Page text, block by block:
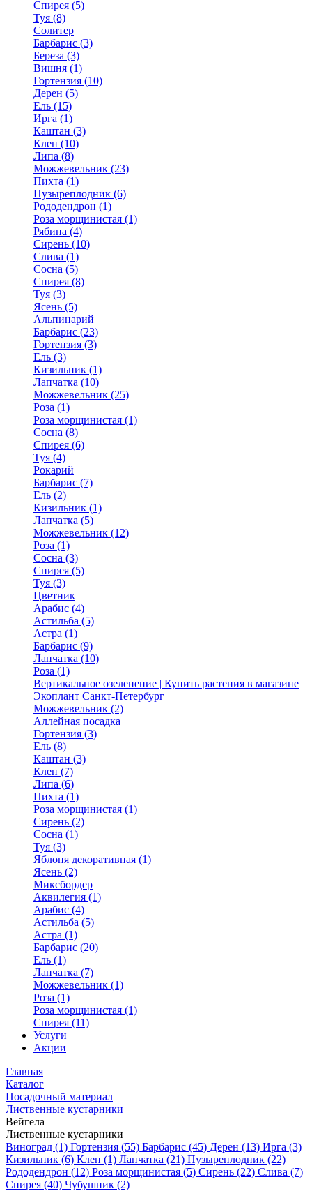
Спирея (5)
Туя (8)
Солитер
Барбарис (3)
Береза (3)
Вишня (1)
Гортензия (10)
Дерен (5)
Ель (15)
Ирга (1)
Каштан (3)
Клен (10)
Липа (8)
Можжевельник (23)
Пихта (1)
Пузыреплодник (6)
Рододендрон (1)
Роза морщинистая (1)
Рябина (4)
Сирень (10)
Слива (1)
Сосна (5)
Спирея (8)
Туя (3)
Ясень (5)
Альпинарий
Барбарис (23)
Гортензия (3)
Ель (3)
Кизильник (1)
Лапчатка (10)
Можжевельник (25)
Роза (1)
Роза морщинистая (1)
Сосна (8)
Спирея (6)
Туя (4)
Рокарий
Барбарис (7)
Ель (2)
Кизильник (1)
Лапчатка (5)
Можжевельник (12)
Роза (1)
Сосна (3)
Спирея (5)
Туя (3)
Цветник
Арабис (4)
Астильба (5)
Астра (1)
Барбарис (9)
Лапчатка (10)
Роза (1)
Вертикальное озеленение | Купить растения в магазине
Экоплант Санкт-Петербург
Можжевельник (2)
Аллейная посадка
Гортензия (3)
Ель (8)
Каштан (3)
Клен (7)
Липа (6)
Пихта (1)
Роза морщинистая (1)
Сирень (2)
Сосна (1)
Туя (3)
Яблоня декоративная (1)
Ясень (2)
Миксбордер
Аквилегия (1)
Арабис (4)
Астильба (5)
Астра (1)
Барбарис (20)
Ель (1)
Лапчатка (7)
Можжевельник (1)
Роза (1)
Роза морщинистая (1)
Спирея (11)
Услуги
Акции
Главная
Каталог
Посадочный материал
Лиственные кустарники
Вейгела
Лиственные кустарники
Виноград (1) Гортензия (55) Барбарис (45) Дерен (13) Ирга (3)
Кизильник (6) Клен (1) Лапчатка (21) Пузыреплодник (22)
Рододендрон (12) Роза морщинистая (5) Сирень (22) Слива (7)
Спирея (40) Чубушник (2)